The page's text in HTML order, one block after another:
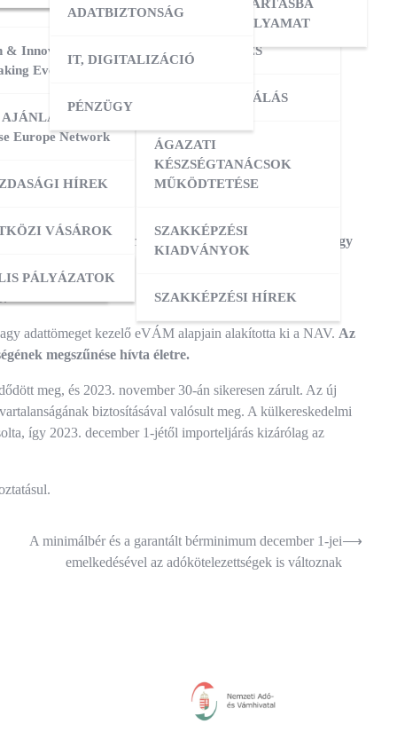
& Innovation
Event 2026
Europe Network
HÍREK
VÁSÁROK
TAGOZATOK
PÁLYÁZATOK
NYILVÁNTARTÁSBA
VÉTELI FOLYAMAT
OKTATÓI KÉPZÉS
MESTERKÉPZÉS
VIZSGADELEGÁLÁS
ÁGAZATI
KÉSZSÉGTANÁCSOK
MŰKÖDTETÉSE
SZAKKÉPZÉSI
KIADVÁNYOK
SZAKKÉPZÉSI HÍREK
ADATBIZTONSÁG
IT, DIGITALIZÁCIÓ
PÉNZÜGY
érkező importszállítmányok vámkezelését egy
adattömeget kezelő eVÁM alapjain alakította ki a NAV. Az
megszűnése hívta életre.
meg, és 2023. november 30-án sikeresen zárult. Az új
biztosításával valósult meg. A külkereskedelmi
így 2023. december 1-jétől importeljárás kizárólag az
A minimálbér és a garantált bérminimum december 1-jei
emelkedésével az adókötelezettségek is változnak
⟶